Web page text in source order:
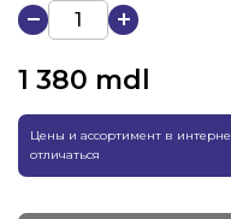
1 380 mdl
Цены и ассортимент в
отличаться